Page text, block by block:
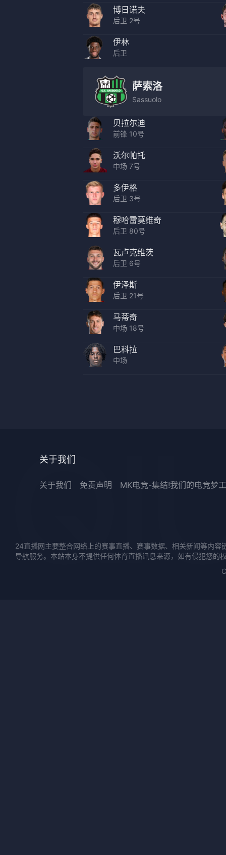
博日诺夫
后卫 2号
伊林
后卫
萨索洛
Sassuolo
贝拉尔迪
前锋 10号
沃尔帕托
中场 7号
多伊格
后卫 3号
穆哈雷莫维奇
后卫 80号
瓦卢克维茨
后卫 6号
伊泽斯
后卫 21号
马蒂奇
中场 18号
巴科拉
中场
关于我们
关于我们 免责声明 MK电竞-集结!我们的电竞梦
24直播网主要整合网络上的赛事直播、赛事数据、相关新闻等内
导航服务。本站本身不提供任何体育直播讯息来源，如有侵犯您的